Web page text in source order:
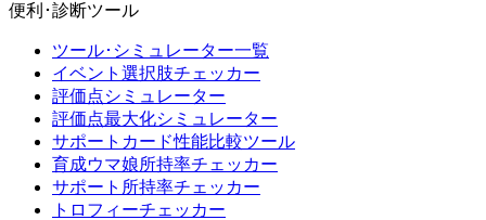
便利･診断ツール
ツール･シミュレーター一覧
イベント選択肢チェッカー
評価点シミュレーター
評価点最大化シミュレーター
サポートカード性能比較ツール
育成ウマ娘所持率チェッカー
サポート所持率チェッカー
トロフィーチェッカー